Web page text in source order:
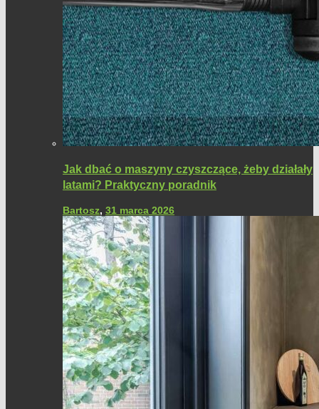
Jak dbać o maszyny czyszczące, żeby działały
latami? Praktyczny poradnik
Bartosz, 31 marca 2026